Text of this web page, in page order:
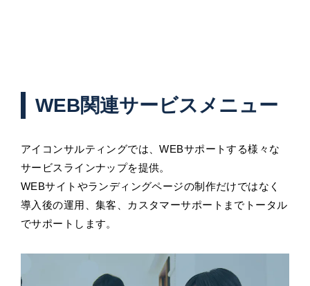
WEB関連サービスメニュー
アイコンサルティングでは、WEBサポートする様々な
サービスラインナップを提供。
WEBサイトやランディングページの制作だけではなく
導入後の運用、集客、カスタマーサポートまでトータル
でサポートします。